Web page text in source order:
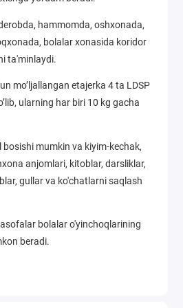
hammomda, oshxonada,
bolalar xonasida koridor
ta'minlaydi.
mo’ljallangan etajerka 4 ta LDSP
ularning har biri 10 kg gacha
bosishi mumkin va kiyim-kechak,
anjomlari, kitoblar, darsliklar,
gullar va ko'chatlarni saqlash
bolalar o'yinchoqlarining
beradi.
material - metall va polimer-